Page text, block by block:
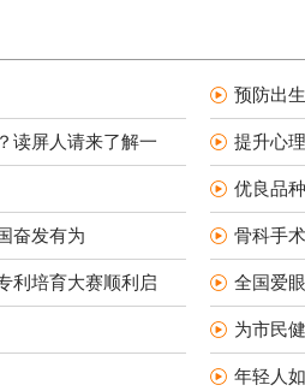
预防出
读屏人请来了解一 提升心
优良品
奋发有为 骨科手
利培育大赛顺利启 全国爱
为市民
年轻人